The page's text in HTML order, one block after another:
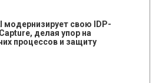
модернизирует свою IDP-
делая упор на
процессов и защиту